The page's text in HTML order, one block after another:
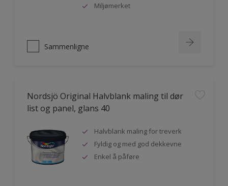
Miljømerket
Sammenligne
Nordsjö Original Halvblank maling til dør
list og panel, glans 40
Halvblank maling for treverk
Fyldig og med god dekkevne
Enkel å påføre